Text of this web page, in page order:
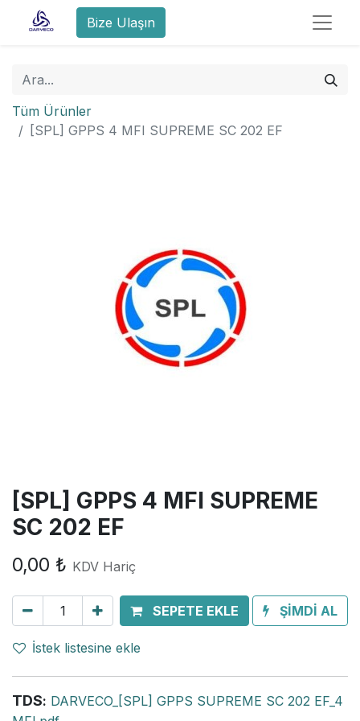
Bize Ulaşın
Tüm Ürünler
[SPL] GPPS 4 MFI SUPREME SC 202 EF
[SPL] GPPS 4 MFI SUPREME
SC 202 EF
0,00 ₺ KDV Hariç
SEPETE EKLE ŞİMDİ AL
İstek listesine ekle
TDS: DARVECO_[SPL] GPPS SUPREME SC 202 EF_4